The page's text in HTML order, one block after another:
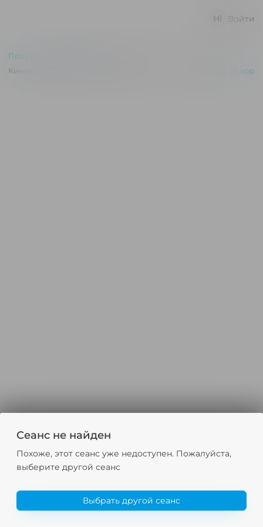
Войти
Правила и соглашения
Киноконцертный зал "Эльдар" © 2026
p24.app
Сеанс не найден
Похоже, этот сеанс уже недоступен. Пожалуйста,
выберите другой сеанс
Выбрать другой сеанс